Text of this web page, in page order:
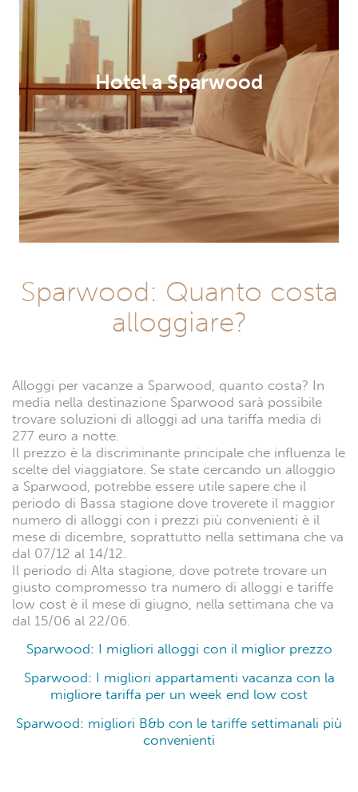
Hotel a Sparwood
Sparwood: Quanto costa
alloggiare?
Alloggi per vacanze a Sparwood, quanto costa? In
media nella destinazione Sparwood sarà possibile
trovare soluzioni di alloggi ad una tariffa media di
277 euro a notte.
Il prezzo è la discriminante principale che influenza le
scelte del viaggiatore. Se state cercando un alloggio
a Sparwood, potrebbe essere utile sapere che il
periodo di Bassa stagione dove troverete il maggior
numero di alloggi con i prezzi più convenienti è il
mese di dicembre, soprattutto nella settimana che va
dal 07/12 al 14/12.
Il periodo di Alta stagione, dove potrete trovare un
giusto compromesso tra numero di alloggi e tariffe
low cost è il mese di giugno, nella settimana che va
dal 15/06 al 22/06.
Sparwood: I migliori alloggi con il miglior prezzo
Sparwood: I migliori appartamenti vacanza con la
migliore tariffa per un week end low cost
Sparwood: migliori B&b con le tariffe settimanali più
convenienti